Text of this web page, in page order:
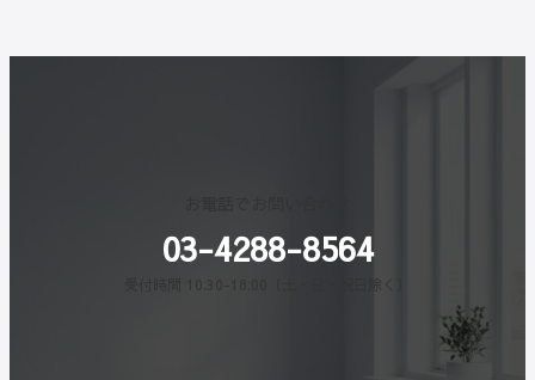
03-4288-8564
受付時間 10:30-18:00（土・日・祝日除く）